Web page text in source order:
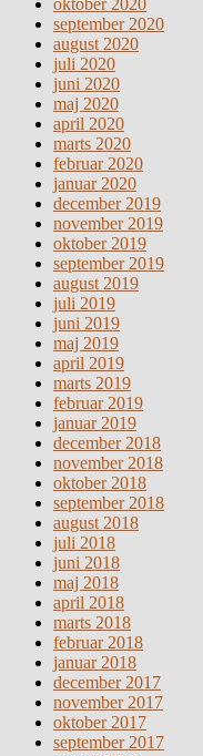
oktober 2020
september 2020
august 2020
juli 2020
juni 2020
maj 2020
april 2020
marts 2020
februar 2020
januar 2020
december 2019
november 2019
oktober 2019
september 2019
august 2019
juli 2019
juni 2019
maj 2019
april 2019
marts 2019
februar 2019
januar 2019
december 2018
november 2018
oktober 2018
september 2018
august 2018
juli 2018
juni 2018
maj 2018
april 2018
marts 2018
februar 2018
januar 2018
december 2017
november 2017
oktober 2017
september 2017